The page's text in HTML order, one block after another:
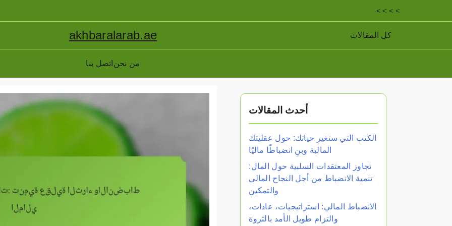
< < < <
akhbaralarab.ae كل المقالات
اتصل بنا من نحن
أحدث المقالات
الكتب التي ستغير حياتك: حول عقليتك
المالية وبنِ انضباطًا ماليًا
تجاوز المعتقدات السلبية حول المال:
تنمية الانضباط من أجل النجاح المالي
والتمكين
الانضباط المالي: استراتيجيات، عادات،
والتزام طويل الأمد بالثروة